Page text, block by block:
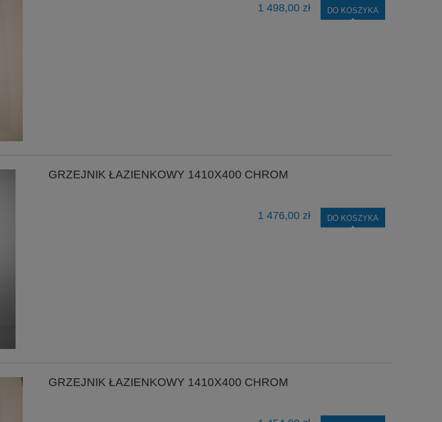
1 498,00 zł DO KOSZYKA
GRZEJNIK ŁAZIENKOWY 1410X400 CHROM
1 476,00 zł DO KOSZYKA
GRZEJNIK ŁAZIENKOWY 1410X400 CHROM